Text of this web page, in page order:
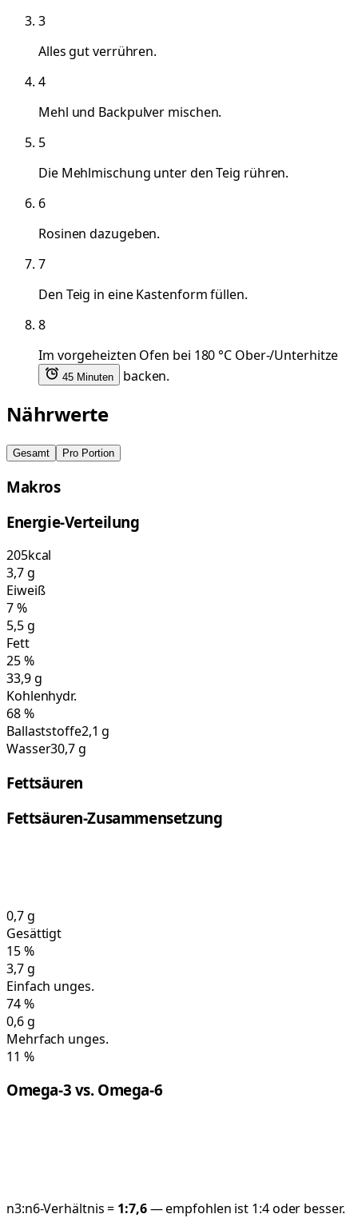
3
Alles gut verrühren.
4
Mehl und Backpulver mischen.
5
Die Mehlmischung unter den Teig rühren.
6
Rosinen dazugeben.
7
Den Teig in eine Kastenform füllen.
8
Im vorgeheizten Ofen bei 180 °C Ober-/Unterhitze
45 Minuten backen.
Nährwerte
Gesamt Pro Portion
Makros
Energie-Verteilung
205kcal
3,7g
Eiweiß
7%
5,5g
Fett
25%
33,9g
Kohlenhydr.
68%
Ballaststoffe2,1 g
Wasser30,7 g
Fettsäuren
Fettsäuren-Zusammensetzung
0,7g
Gesättigt
15%
3,7g
Einfach unges.
74%
0,6g
Mehrfach unges.
11 %
Omega-3 vs. Omega-6
n3:n6-Verhältnis = 1:7,6— empfohlen ist 1:4 oder besser.